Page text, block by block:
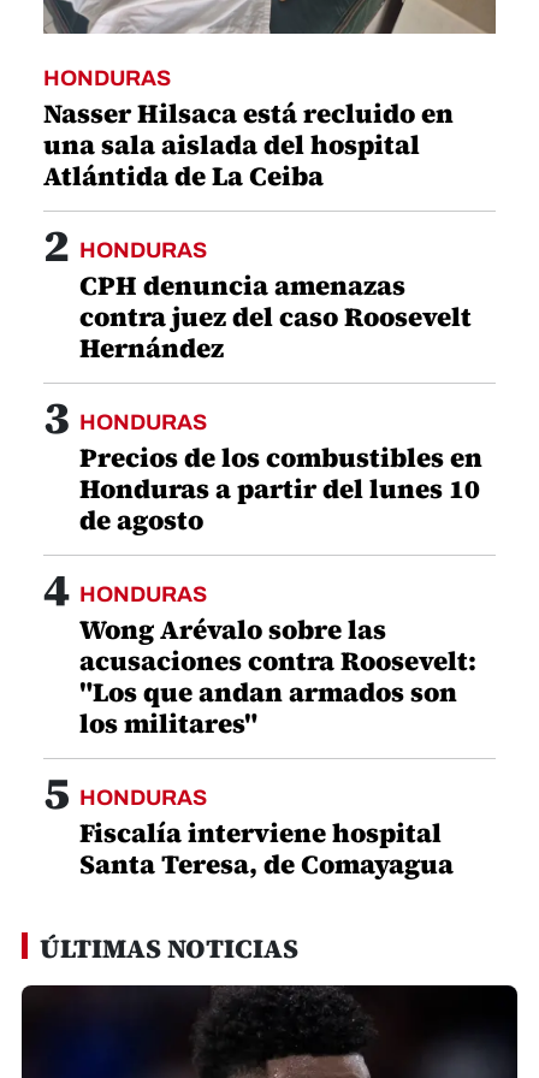
HONDURAS
Nasser Hilsaca está recluido en
una sala aislada del hospital
Atlántida de La Ceiba
2 HONDURAS
CPH denuncia amenazas
contra juez del caso Roosevelt
Hernández
3 HONDURAS
Precios de los combustibles en
Honduras a partir del lunes 10
de agosto
4 HONDURAS
Wong Arévalo sobre las
acusaciones contra Roosevelt:
"Los que andan armados son
los militares"
5 HONDURAS
Fiscalía interviene hospital
Santa Teresa, de Comayagua
ÚLTIMAS NOTICIAS